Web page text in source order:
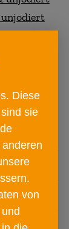
unjodiert
& Meer
& Garten
Beete
& Kraut
Diese
sie
von